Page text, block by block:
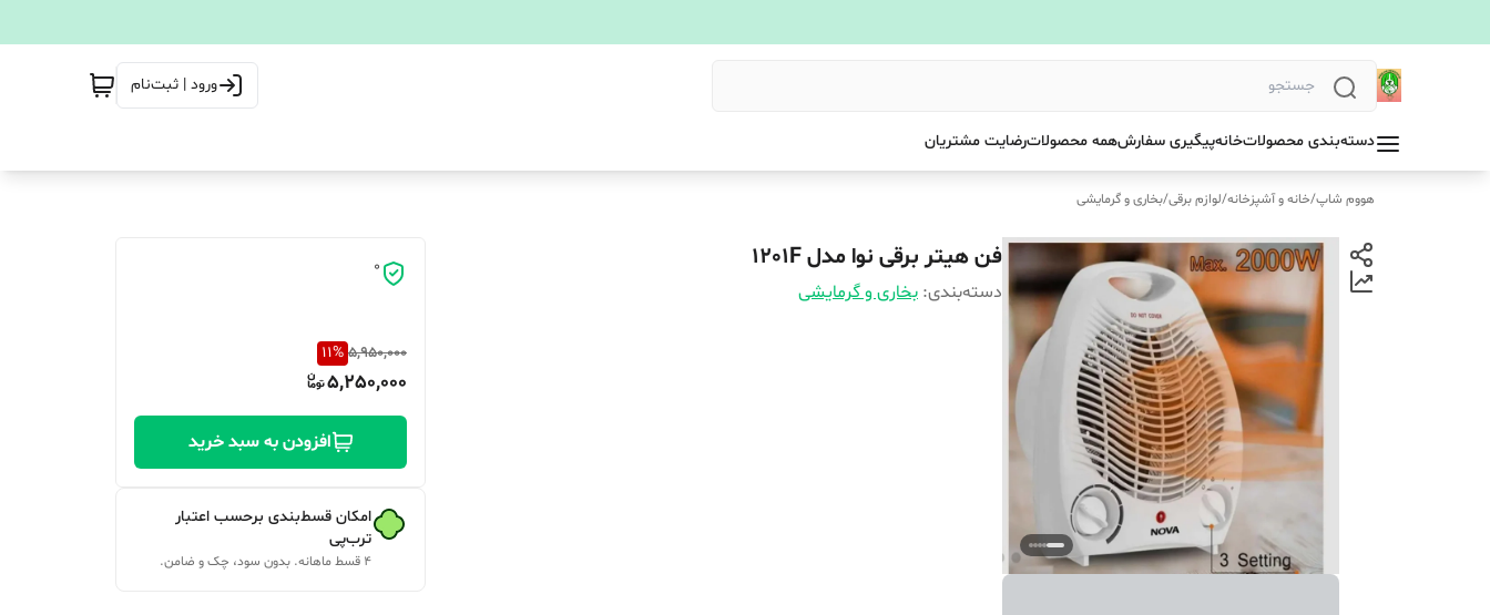
ورود | ثبت‌نام
دسته‌بندی محصولاتخانهپیگیری سفارشهمه محصولاترضایت مشتریان
هووم شاپ/خانه و آشپزخانه/لوازم برقی/بخاری و گرمایشی
فن هیتر برقی نوا مدل 1201F
دسته‌بندی: بخاری و گرمایشی
0
5,950,000
11%
5,250,000
افزودن به سبد خرید
امکان قسط‌بندی برحسب اعتبار
ترب‌پی
۴ قسط ماهانه. بدون سود، چک و ضامن.